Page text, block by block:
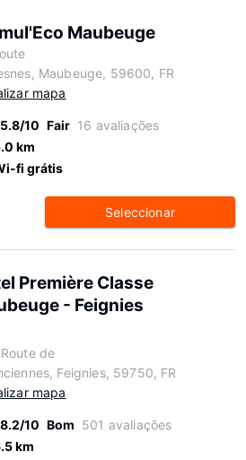
Maubeuge
Maubeuge, 59600, FR
mapa
5.8/10 Fair 16 avaliações
km
fi grátis
Seleccionar
Première Classe
- Feignies
de
Feignies, 59750, FR
mapa
8.2/10 Bom 501 avaliações
km